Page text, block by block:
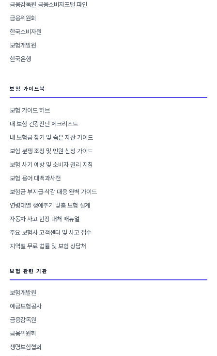
금융감독원 금융소비자포털 파인
금융위원회
한국소비자원
보험개발원
한국은행
보험 가이드북
보험 가이드 허브
내 보험 건강진단 체크리스트
내 보험금 찾기 및 숨은 자산 가이드
보험 분쟁 조정 및 민원 신청 가이드
보험 사기 예방 및 소비자 권리 지침
보험 용어 대백과사전
보험금 부지급·삭감 대응 완벽 가이드
연령대별 생애주기 맞춤 보험 설계
자동차 사고 현장 대처 매뉴얼
주요 보험사 고객센터 및 사고 접수
지역별 무료 법률 및 보험 상담처
보험 관련 기관
보험개발원
예금보험공사
금융감독원
금융위원회
생명보험협회